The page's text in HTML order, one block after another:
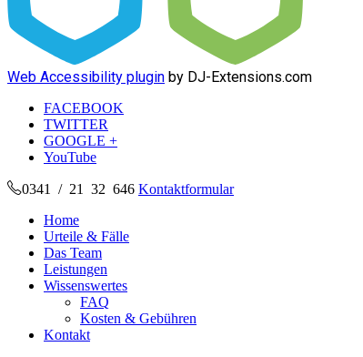
Web Accessibility plugin by DJ-Extensions.com
FACEBOOK
TWITTER
GOOGLE +
YouTube
0341 / 21 32 646 Kontaktformular
Home
Urteile & Fälle
Das Team
Leistungen
Wissenswertes
FAQ
Kosten & Gebühren
Kontakt